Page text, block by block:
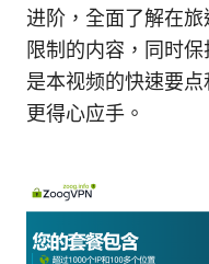
进阶，全面了解在
限制的内容，同时
是本视频的快速要
更得心应手。